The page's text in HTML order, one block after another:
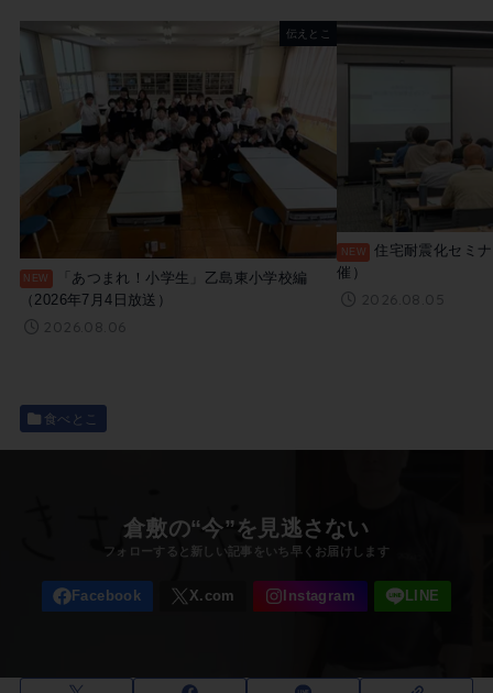
伝えとこ
「あつまれ！小学生」乙島東小学校編
（2026年7月4日放送）
2026.08.06
住宅耐震化セミ
催）
2026.08.05
食べとこ